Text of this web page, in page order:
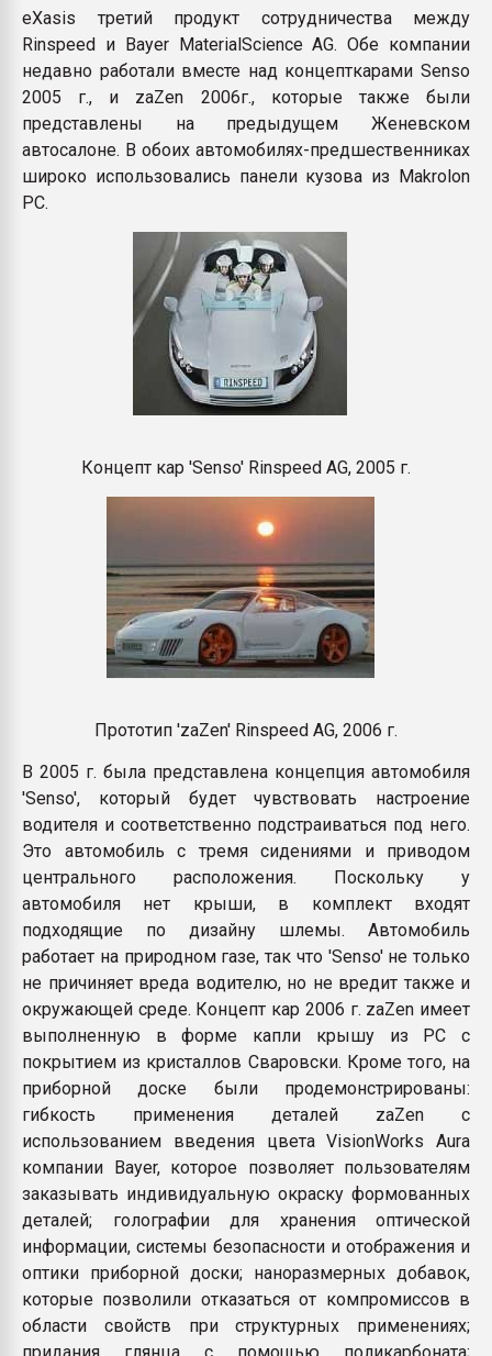
eXasis третий продукт сотрудничества между
Rinspeed и Bayer MaterialScience AG. Обе компании
недавно работали вместе над концепткарами Senso
2005 г., и zaZen 2006г., которые также были
представлены на предыдущем Женевском
автосалоне. В обоих автомобилях-предшественниках
широко использовались панели кузова из Makrolon
PC.
Концепт кар 'Senso' Rinspeed AG, 2005 г.
Прототип 'zaZen' Rinspeed AG, 2006 г.
В 2005 г. была представлена концепция автомобиля
'Senso', который будет чувствовать настроение
водителя и соответственно подстраиваться под него.
Это автомобиль с тремя сидениями и приводом
центрального расположения. Поскольку у
автомобиля нет крыши, в комплект входят
подходящие по дизайну шлемы. Автомобиль
работает на природном газе, так что 'Senso' не только
не причиняет вреда водителю, но не вредит также и
окружающей среде. Концепт кар 2006 г. zaZen имеет
выполненную в форме капли крышу из PC с
покрытием из кристаллов Сваровски. Кроме того, на
приборной доске были продемонстрированы:
гибкость применения деталей zaZen с
использованием введения цвета VisionWorks Aura
компании Bayer, которое позволяет пользователям
заказывать индивидуальную окраску формованных
деталей; голографии для хранения оптической
информации, системы безопасности и отображения и
оптики приборной доски; наноразмерных добавок,
которые позволили отказаться от компромиссов в
области свойств при структурных применениях;